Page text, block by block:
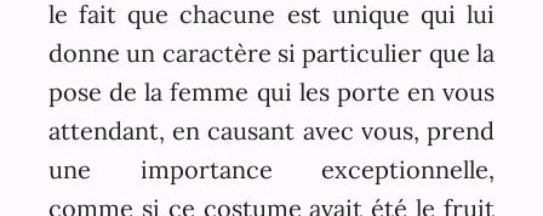
le fait que chacune est unique qui lui
donne un caractère si particulier que la
pose de la femme qui les porte en vous
attendant, en causant avec vous, prend
une importance exceptionnelle,
comme si ce costume avait été le fruit